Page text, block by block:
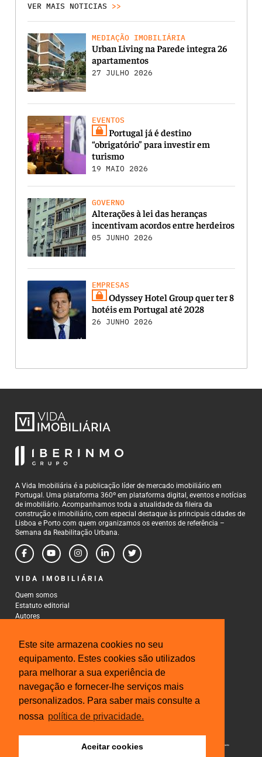
Este site armazena cookies no seu
equipamento. Estes cookies são utilizados
para melhorar a sua experiência de
navegação e fornecer-lhe serviços mais
personalizados. Para saber mais consulte a
nossa política de privacidade.
Aceitar cookies
VER MAIS NOTICIAS >>
MEDIAÇÃO IMOBILIÁRIA
Urban Living na Parede integra 26
apartamentos
27 JULHO 2026
EVENTOS
Portugal já é destino
“obrigatório” para investir em
turismo
19 MAIO 2026
GOVERNO
Alterações à lei das heranças
incentivam acordos entre herdeiros
05 JUNHO 2026
EMPRESAS
Odyssey Hotel Group quer ter 8
hotéis em Portugal até 2028
26 JUNHO 2026
A Vida Imobiliária é a publicação líder de mercado imobiliário em
Portugal. Uma plataforma 360º em plataforma digital, eventos e notícias
de imobiliário. Acompanhamos toda a atualidade da fileira da
construção e imobiliário, com especial destaque às principais cidades de
Lisboa e Porto com quem organizamos os eventos de referência –
Semana da Reabilitação Urbana.
VIDA IMOBILIÁRIA
Quem somos
Estatuto editorial
Autores
CONTACTOS
Rua Gonçalo Cristovão, 185 - 6º
4000-269 Porto
Tel: 222 085 009
Fax: 222 085 010
Email: gestao@iberinmo.com